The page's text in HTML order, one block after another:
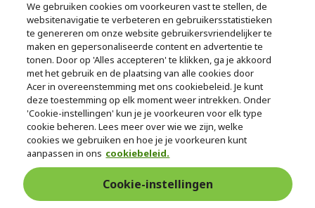
bezorging
aankoop
Rente
© 2026 Acer Inc.
CPYou BV is de erkende reseller van de producten en diensten die
in deze winkel worden aangeboden.
Nederland
We gebruiken cookies om voorkeuren vast te stellen, de
websitenavigatie te verbeteren en gebruikersstatistieken
te genereren om onze website gebruikersvriendelijker te
maken en gepersonaliseerde content en advertentie te
tonen. Door op 'Alles accepteren' te klikken, ga je akkoord
met het gebruik en de plaatsing van alle cookies door
Acer in overeenstemming met ons cookiebeleid. Je kunt
deze toestemming op elk moment weer intrekken. Onder
'Cookie-instellingen' kun je je voorkeuren voor elk type
cookie beheren. Lees meer over wie we zijn, welke
cookies we gebruiken en hoe je je voorkeuren kunt
aanpassen in ons cookiebeleid.
Cookie-instellingen